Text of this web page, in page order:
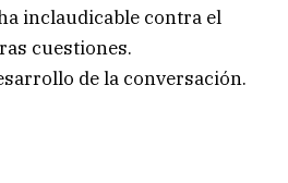
inclaudicable contra el
cuestiones.
de la conversación.